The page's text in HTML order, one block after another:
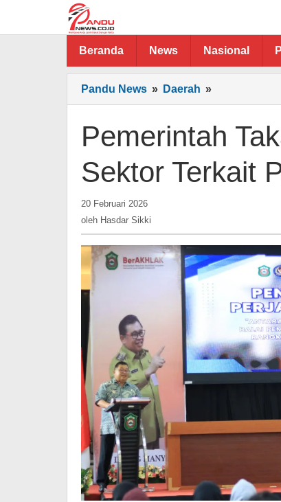
Beranda News Nasional
Pandu News » Daerah »
Takalar
Sinergi
Sektor
Sosial
Pemerintah
Sektor Terkait
20 Februari 2026
oleh Hasdar Sikki